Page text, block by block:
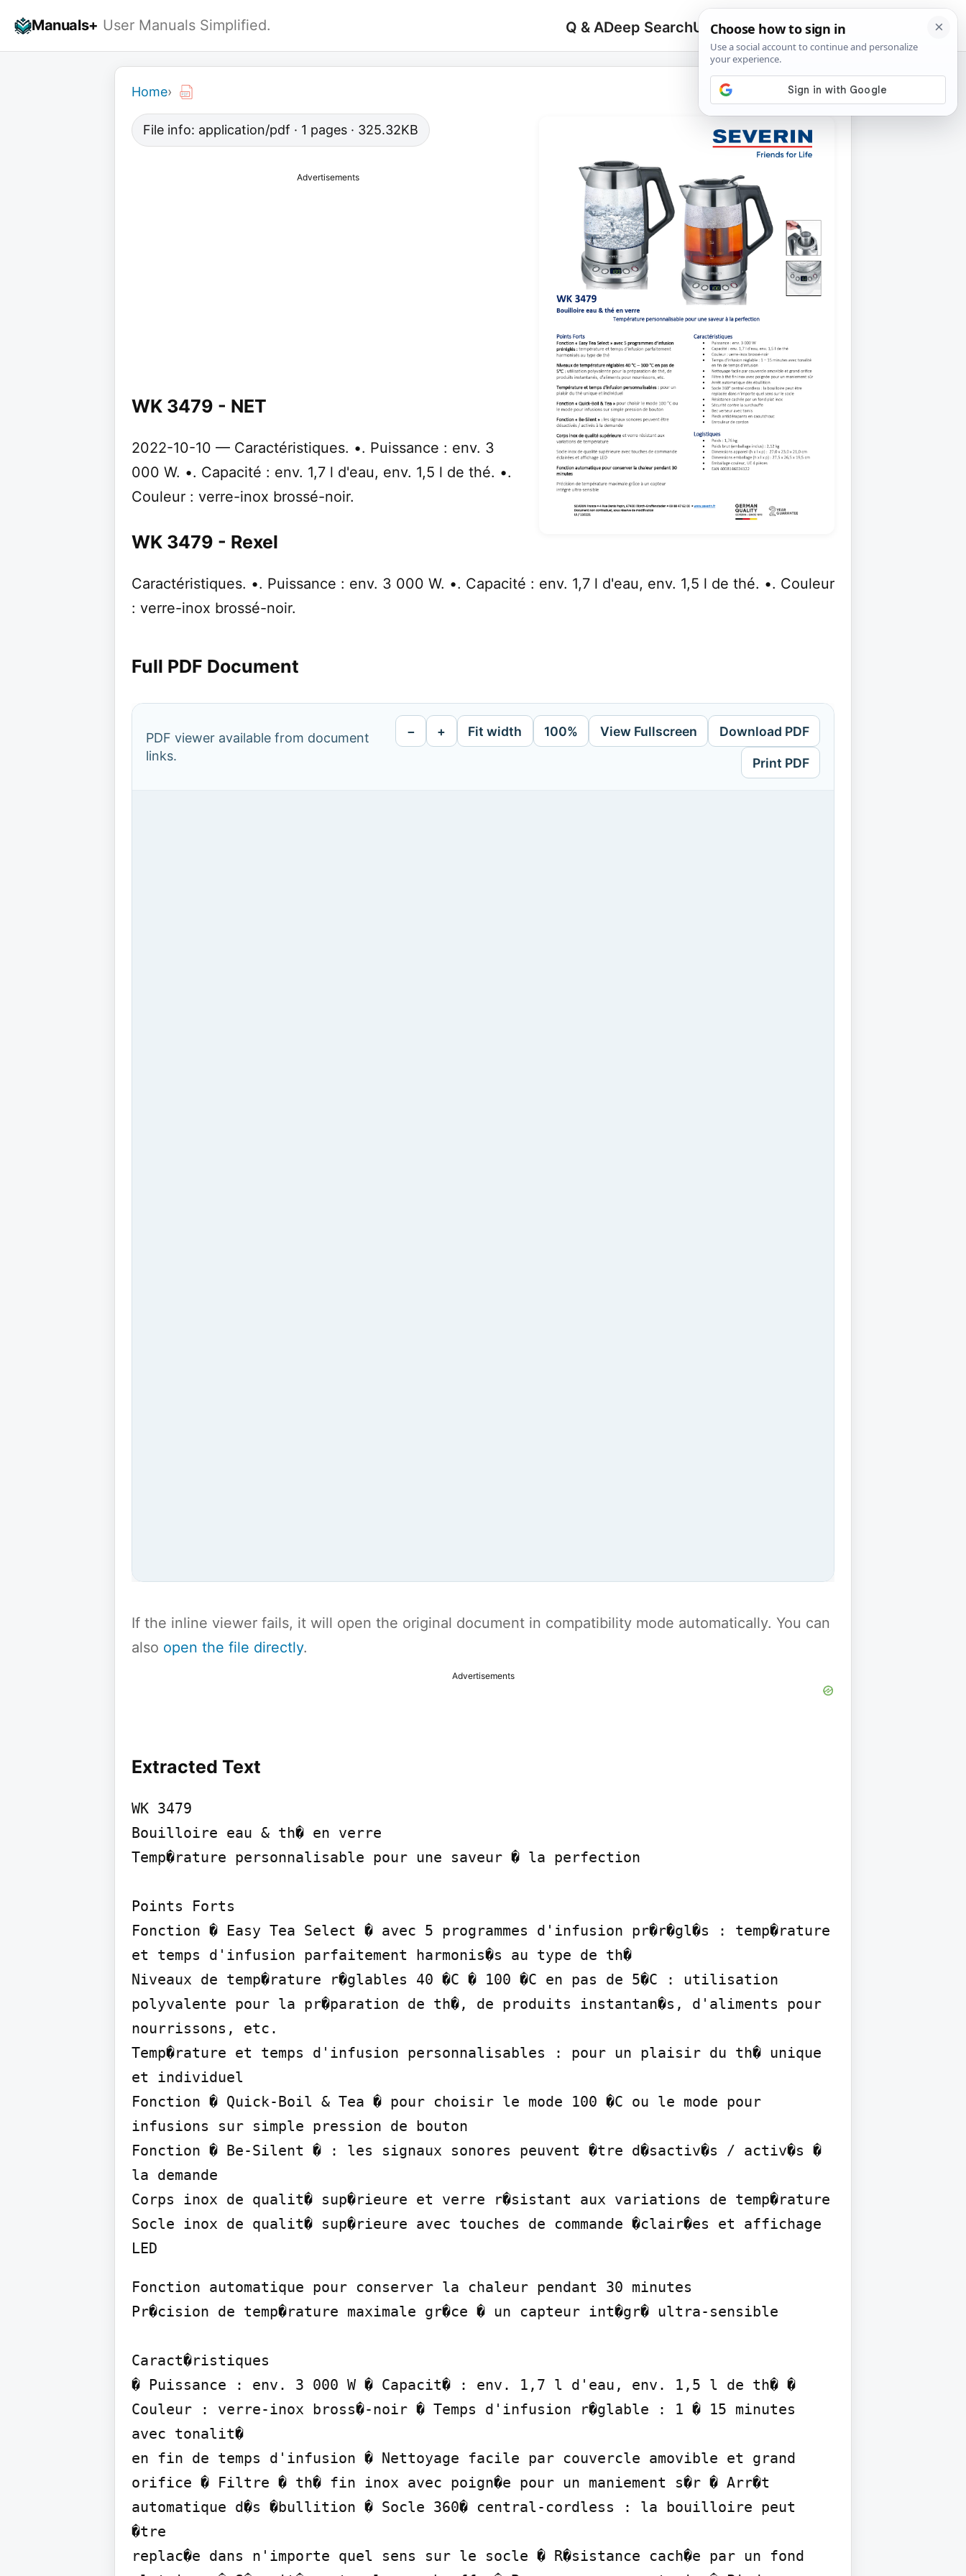
Manuals+ User Manuals Simplified. Q & ADeep SearchUpload
Search
for:
🔍
Home›
File info: application/pdf · 1 pages · 325.32KB
Advertisements
WK 3479 - NET
2022-10-10 — Caractéristiques. •. Puissance : env. 3
000 W. •. Capacité : env. 1,7 l d'eau, env. 1,5 l de thé. •.
Couleur : verre-inox brossé-noir.
WK 3479 - Rexel
Caractéristiques. •. Puissance : env. 3 000 W. •. Capacité : env. 1,7 l d'eau, env. 1,5 l de thé. •. Couleur
: verre-inox brossé-noir.
Full PDF Document
PDF viewer available from document
links.
− + Fit width 100% View Fullscreen Download PDF
Print PDF
If the inline viewer fails, it will open the original document in compatibility mode automatically. You can
also open the file directly.
Advertisements
Extracted Text
WK 3479
Bouilloire eau & th� en verre
Temp�rature personnalisable pour une saveur � la perfection
Points Forts
Fonction � Easy Tea Select � avec 5 programmes d'infusion pr�r�gl�s : temp�rature
et temps d'infusion parfaitement harmonis�s au type de th�
Niveaux de temp�rature r�glables 40 �C � 100 �C en pas de 5�C : utilisation
polyvalente pour la pr�paration de th�, de produits instantan�s, d'aliments pour
nourrissons, etc.
Temp�rature et temps d'infusion personnalisables : pour un plaisir du th� unique
et individuel
Fonction � Quick-Boil & Tea � pour choisir le mode 100 �C ou le mode pour
infusions sur simple pression de bouton
Fonction � Be-Silent � : les signaux sonores peuvent �tre d�sactiv�s / activ�s �
la demande
Corps inox de qualit� sup�rieure et verre r�sistant aux variations de temp�rature
Socle inox de qualit� sup�rieure avec touches de commande �clair�es et affichage
LED
Fonction automatique pour conserver la chaleur pendant 30 minutes
Pr�cision de temp�rature maximale gr�ce � un capteur int�gr� ultra-sensible
Caract�ristiques
� Puissance : env. 3 000 W � Capacit� : env. 1,7 l d'eau, env. 1,5 l de th� �
Couleur : verre-inox bross�-noir � Temps d'infusion r�glable : 1 � 15 minutes
avec tonalit�
en fin de temps d'infusion � Nettoyage facile par couvercle amovible et grand
orifice � Filtre � th� fin inox avec poign�e pour un maniement s�r � Arr�t
automatique d�s �bullition � Socle 360� central-cordless : la bouilloire peut
�tre
replac�e dans n'importe quel sens sur le socle � R�sistance cach�e par un fond